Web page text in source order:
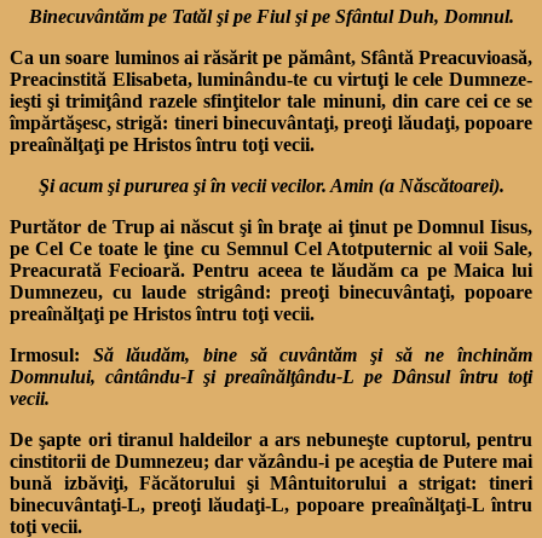
Binecuvântăm pe Tatăl şi pe Fiul şi pe Sfântul Duh, Domnul.
Ca un soare luminos ai răsărit pe pământ, Sfântă Preacuvioasă,
Preacinstită Elisabeta, luminându-te cu virtuţi le cele Dumneze­
ieşti şi trimiţând razele sfinţitelor tale minuni, din care cei ce se
împărtăşesc, strigă: tineri binecuvântaţi, preoţi lăudaţi, popoare
preaînălţaţi pe Hristos întru toţi vecii.
Şi acum şi pururea şi în vecii vecilor. Amin (a Născătoarei).
Purtător de Trup ai născut şi în braţe ai ţinut pe Domnul Iisus,
pe Cel Ce toate le ţine cu Semnul Cel Atotputernic al voii Sale,
Prea­curată Fecioară. Pentru aceea te lăudăm ca pe Maica lui
Dumne­zeu, cu laude strigând: preoţi binecuvântaţi, popoare
prea­înălţaţi pe Hristos întru toţi vecii.
Irmosul: Să lăudăm, bine să cuvântăm şi să neînchinăm
Domnului, cântându-I şi preaînălţându-L pe Dânsul întru toţi
vecii.
De şapte ori tiranul haldeilor a ars nebuneşte cuptorul, pentru
cinstitorii de Dumnezeu; dar văzându-i pe aceştia de Putere mai
bună izbăviţi, Făcătorului şi Mântuitorului a strigat: tineri
binecuvântaţi-L, preoţi lăudaţi-L, popoare preaînălţaţi-L întru
toţi vecii.